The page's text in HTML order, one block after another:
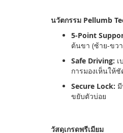
นวัตกรรม Pellumb
5-Point
ต้นขา (ซ้าย-ขว
Safe Driving:
การมองเห็นให้
Secure Lock:
ขยับตัวบ่อย
วัสดุเกรดพรีเมียม